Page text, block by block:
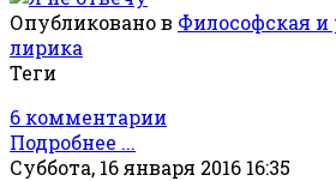
Опубликовано в Философская и
лирика
Теги
6 комментарии
Подробнее ...
Суббота, 16 января 2016 16:35